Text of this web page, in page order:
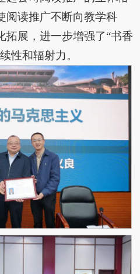
阅读推广不断向教学科
拓展，进一步增强了“书香
性和辐射力。